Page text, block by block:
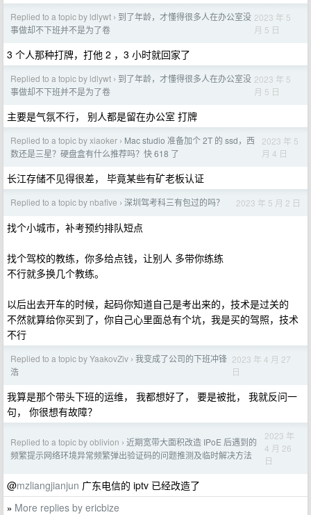
Replied to a topic by ldlywt › 到了年龄，才懂得很多人在办公室没
事做却不下班并不是为了卷
2023 年 5
月 5 日
3 个人那种打牌，打他 2 ，3 小时就回家了
Replied to a topic by ldlywt › 到了年龄，才懂得很多人在办公室没
事做却不下班并不是为了卷
2023 年 5
月 5 日
主要是气氛不行， 别人都是留在办公室 打牌
Replied to a topic by xiaoker › Mac studio 准备加个 2T 的 ssd，西
数还是三星？硬盘盒有什么推荐吗？快 618 了
2023 年 5
月 4 日
长江存储不见得很差， 毕竟某些有矿老板认证
Replied to a topic by nbafive › 深圳驾考科三有包过的吗？ 2023 年 5 月 2 日
找个小城市，补考预约排队短点
找个驾校的教练，你多给点钱，让别人 多带你练练
不行就多换几个教练。
以后出去开车的时候，起码你知道自己是考出来的，技术是过关的
不然就算给你买到了，你自己心里面总有个坑，我是买的驾照，技术
不行
Replied to a topic by YaakovZiv › 我变成了公司的下班冲锋
浩
2023 年 4 月 27
日
我算是那个带头下班的运维， 我都想好了， 要是被批， 我就反问一
句， 你很想有故障？
Replied to a topic by oblivion › 近期宽带大面积改造 IPoE 后遇到的
频繁提示网络环境异常频繁弹出验证码的问题推测及临时解决方法
2023 年
4 月 26
日
@mzliangjianjun 广东电信的 iptv 已经改造了
» More replies by ericbize